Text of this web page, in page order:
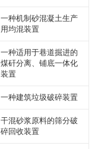
一种机制砂混凝土生产
用均混装置
一种适用于巷道掘进的
煤矸分离、铺底一体化
装置
一种建筑垃圾破碎装置
干混砂浆原料的筛分破
碎回收装置